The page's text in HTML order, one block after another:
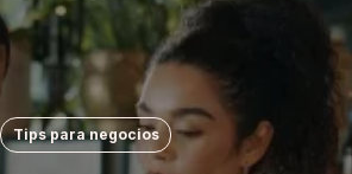
Tips para negocios